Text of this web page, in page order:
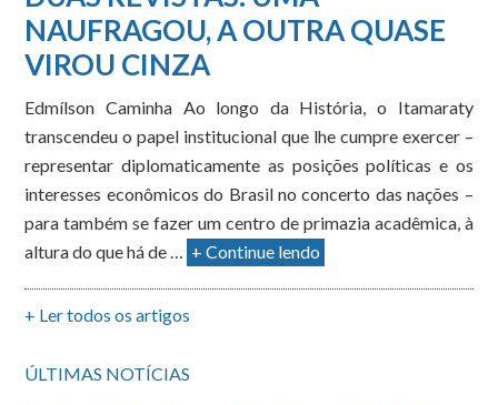
NAUFRAGOU, A OUTRA QUASE
VIROU CINZA
Edmílson Caminha Ao longo da História, o Itamaraty
transcendeu o papel institucional que lhe cumpre exercer –
representar diplomaticamente as posições políticas e os
interesses econômicos do Brasil no concerto das nações –
para também se fazer um centro de primazia acadêmica, à
altura do que há de … + Continue lendo
+ Ler todos os artigos
ÚLTIMAS NOTÍCIAS